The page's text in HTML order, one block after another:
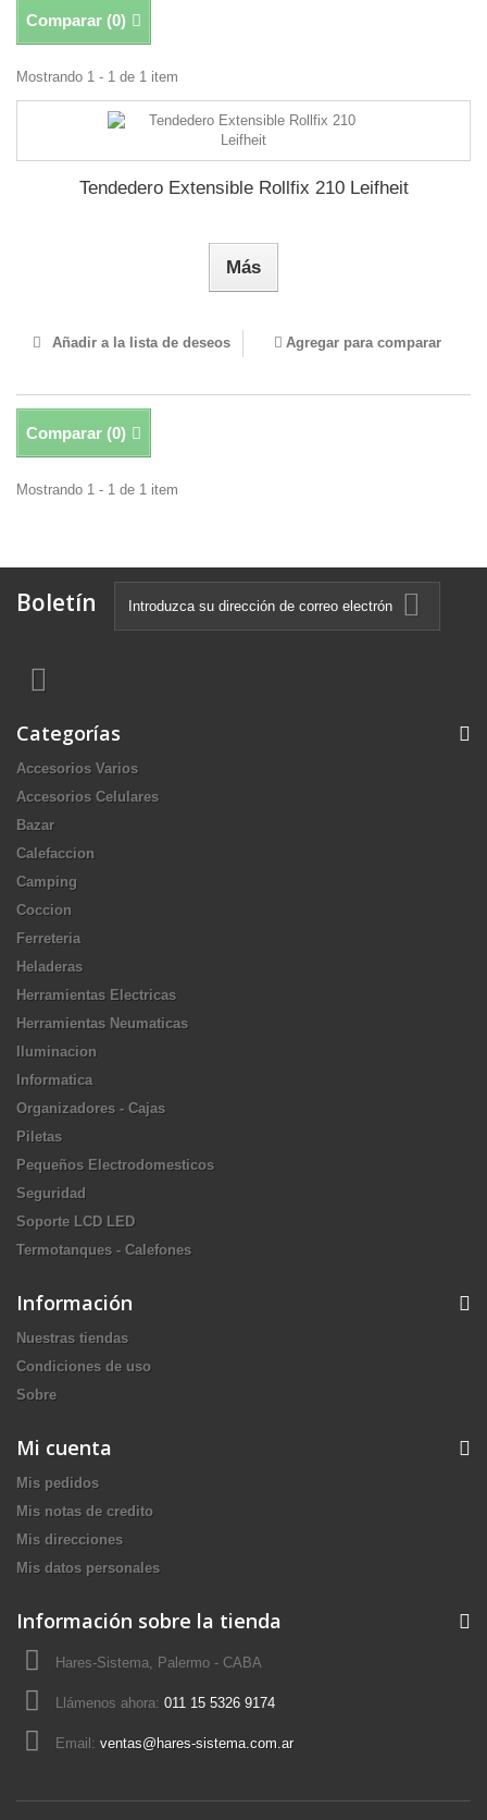
Comparar (0)
Mostrando 1 - 1 de 1 item
Tendedero Extensible Rollfix 210 Leifheit
Más
Añadir a la lista de deseos Agregar para comparar
Comparar (0)
Mostrando 1 - 1 de 1 item
Boletín
Categorías
Accesorios Varios
Accesorios Celulares
Bazar
Calefaccion
Camping
Coccion
Ferreteria
Heladeras
Herramientas Electricas
Herramientas Neumaticas
Iluminacion
Informatica
Organizadores - Cajas
Piletas
Pequeños Electrodomesticos
Seguridad
Soporte LCD LED
Termotanques - Calefones
Información
Nuestras tiendas
Condiciones de uso
Sobre
Mi cuenta
Mis pedidos
Mis notas de credito
Mis direcciones
Mis datos personales
Información sobre la tienda
Hares-Sistema, Palermo - CABA
Llámenos ahora: 011 15 5326 9174
Email: ventas@hares-sistema.com.ar